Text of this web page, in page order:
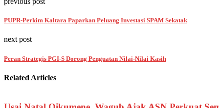
PUPR-Perkim Kaltara Paparkan Peluang Investasi SPAM Sekatak
next post
Peran Strategis PGI-S Dorong Penguatan Nilai-Nilai Kasih
Related Articles